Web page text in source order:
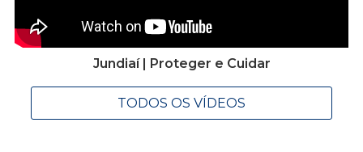
Jundiaí | Proteger e Cuidar
TODOS OS VÍDEOS